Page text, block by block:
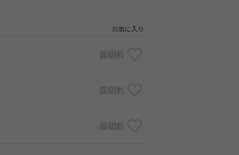
お気に入り
品切れ
品切れ
品切れ